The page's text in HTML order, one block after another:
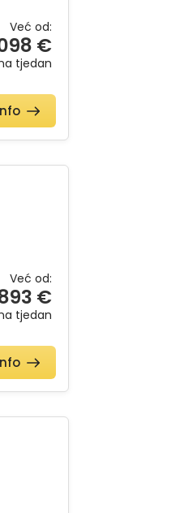
Već od:
€
tjedan
Već od:
€
tjedan